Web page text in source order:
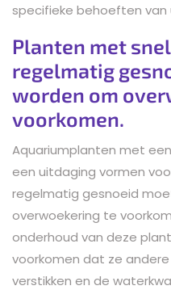
specifieke behoeften
Planten met
regelmatig
worden om
voorkomen.
Aquariumplanten met
een uitdaging vormen
regelmatig gesnoeid
overwoekering te
onderhoud van deze
voorkomen dat ze
verstikken en de